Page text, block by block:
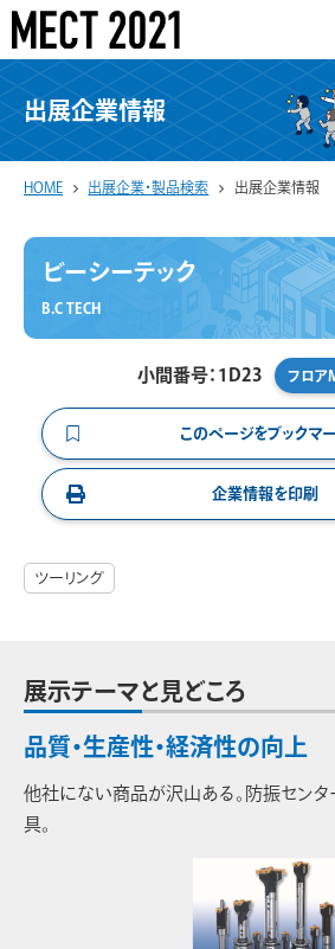
出展企業情報
HOME 出展企業・製品検索 出展企業情報
ビーシーテック
B.C TECH
小間番号：1D23 フロア
このページをブックマ
企業情報を印刷
ツーリング
展示テーマと見どころ
品質・生産性・経済性の向上
他社にない商品が沢山ある。防振セン
具。